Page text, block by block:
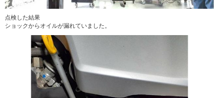
点検した結果
ショックからオイルが漏れていました。